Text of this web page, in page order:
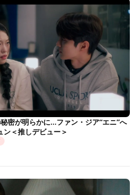
密が明らかに…ファン・ジア“エニ”へ
＜推しデビュー＞